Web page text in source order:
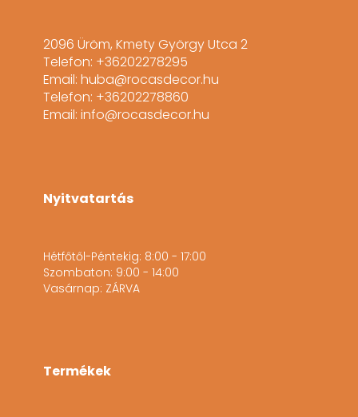
2096 Üröm, Kmety György Utca 2
Telefon: +36202278295
Email: huba@rocasdecor.hu
Telefon: +36202278860
Email: info@rocasdecor.hu
Nyitvatartás
Hétfőtől-Péntekig: 8:00 - 17:00
Szombaton: 9:00 - 14:00
Vasárnap: ZÁRVA
Termékek